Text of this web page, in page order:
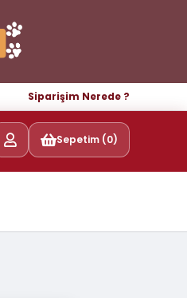
Siparişim Nerede ?
Sepetim (0)